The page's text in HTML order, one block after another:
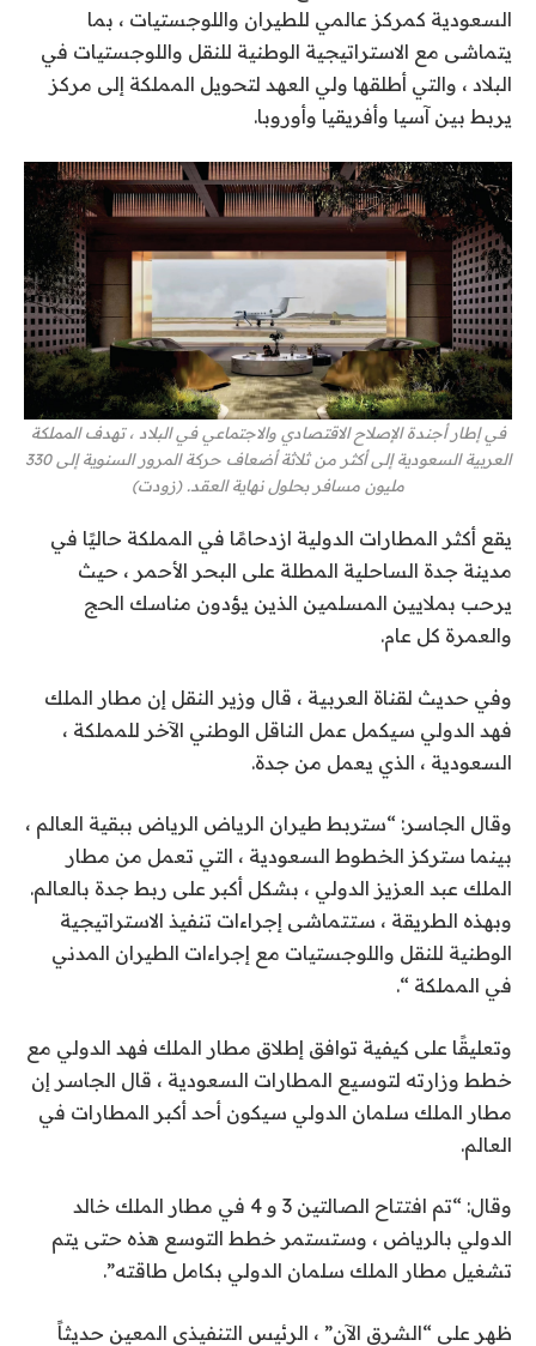
السعودية كمركز عالمي للطيران واللوجستيات ، بما
يتماشى مع الاستراتيجية الوطنية للنقل واللوجستيات في
البلاد ، والتي أطلقها ولي العهد لتحويل المملكة إلى مركز
يربط بين آسيا وأفريقيا وأوروبا.
في إطار أجندة الإصلاح الاقتصادي والاجتماعي في البلاد ، تهدف المملكة
العربية السعودية إلى أكثر من ثلاثة أضعاف حركة المرور السنوية إلى 330
مليون مسافر بحلول نهاية العقد. (زودت)
يقع أكثر المطارات الدولية ازدحامًا في المملكة حاليًا في
مدينة جدة الساحلية المطلة على البحر الأحمر ، حيث
يرحب بملايين المسلمين الذين يؤدون مناسك الحج
والعمرة كل عام.
وفي حديث لقناة العربية ، قال وزير النقل إن مطار الملك
فهد الدولي سيكمل عمل الناقل الوطني الآخر للمملكة ،
السعودية ، الذي يعمل من جدة.
وقال الجاسر: “ستربط طيران الرياض الرياض ببقية العالم ،
بينما ستركز الخطوط السعودية ، التي تعمل من مطار
الملك عبد العزيز الدولي ، بشكل أكبر على ربط جدة بالعالم.
وبهذه الطريقة ، ستتماشى إجراءات تنفيذ الاستراتيجية
الوطنية للنقل واللوجستيات مع إجراءات الطيران المدني
في المملكة “.
وتعليقًا على كيفية توافق إطلاق مطار الملك فهد الدولي مع
خطط وزارته لتوسيع المطارات السعودية ، قال الجاسر إن
مطار الملك سلمان الدولي سيكون أحد أكبر المطارات في
العالم.
وقال: “تم افتتاح الصالتين 3 و 4 في مطار الملك خالد
الدولي بالرياض ، وستستمر خطط التوسع هذه حتى يتم
تشغيل مطار الملك سلمان الدولي بكامل طاقته”.
ظهر على “الشرق الآن” ، الرئيس التنفيذي المعين حديثاً